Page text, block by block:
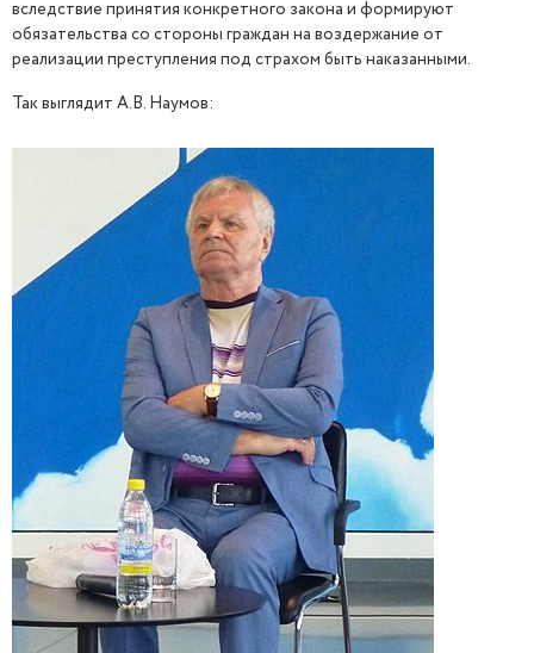
вследствие принятия конкретного закона и формируют
обязательства со стороны граждан на воздержание от
реализации преступления под страхом быть наказанными.
Так выглядит А.В. Наумов: